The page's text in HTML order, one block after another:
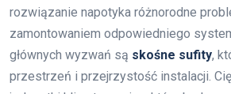
rozwiązanie napotyka różnorodne
zamontowaniem odpowiedniego
głównych wyzwań są skośne sufity,
przestrzeń i przejrzystość instalacji.